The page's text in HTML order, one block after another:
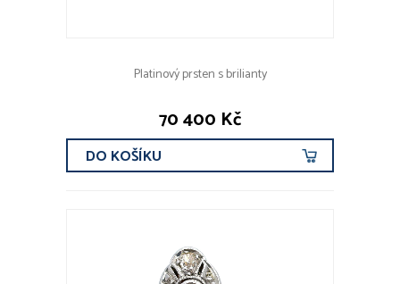
Platinový prsten s brilianty
70 400 Kč
DO KOŠÍKU